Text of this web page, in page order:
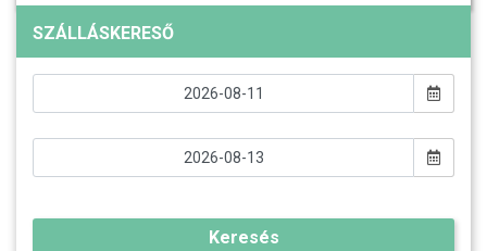
SZÁLLÁSKERESŐ
Keresés